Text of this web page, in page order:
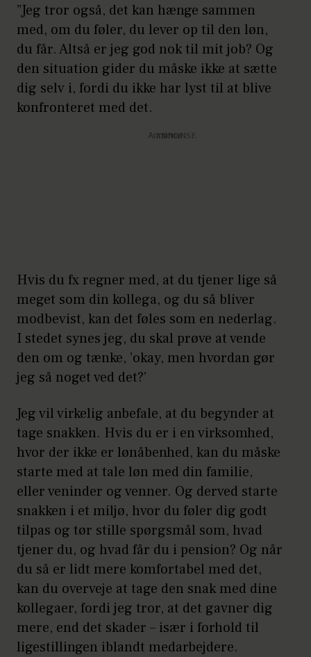
”Jeg tror også, det kan hænge sammen
med, om du føler, du lever op til den løn,
du får. Altså er jeg god nok til mit job? Og
den situation gider du måske ikke at sætte
dig selv i, fordi du ikke har lyst til at blive
konfronteret med det.
Annonce
Hvis du fx regner med, at du tjener lige så
meget som din kollega, og du så bliver
modbevist, kan det føles som en nederlag.
I stedet synes jeg, du skal prøve at vende
den om og tænke, ’okay, men hvordan gør
jeg så noget ved det?’
Jeg vil virkelig anbefale, at du begynder at
tage snakken. Hvis du er i en virksomhed,
hvor der ikke er lønåbenhed, kan du måske
starte med at tale løn med din familie,
eller veninder og venner. Og derved starte
snakken i et miljø, hvor du føler dig godt
tilpas og tør stille spørgsmål som, hvad
tjener du, og hvad får du i pension? Og når
du så er lidt mere komfortabel med det,
kan du overveje at tage den snak med dine
kollegaer, fordi jeg tror, at det gavner dig
mere, end det skader – især i forhold til
ligestillingen iblandt medarbejdere.